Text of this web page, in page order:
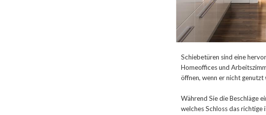
Schiebetüren sind eine
Homeoffices und
öffnen, wenn er nicht genutzt
Während Sie die Beschläge
welches Schloss das richtige